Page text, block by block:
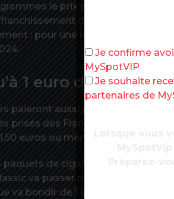
le prix passe de 4,55
des Lettre
: pour une lettre classique, le
1 euro de plus sur
paieront aussi plus cher leurs
prisés des Français, va
euros ou même plus de 12 euros.
paquets de cigarettes Lucky Strike
va passer de 11 à 11,50 euros.
va bondir de 1 euro pour passer à
Je confirme
MySpotVIP
Je souhaite
partenaires de